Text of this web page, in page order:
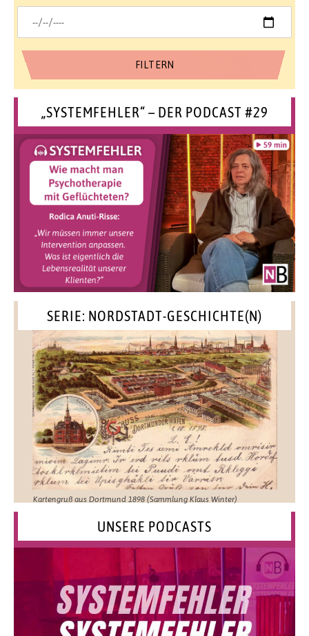
„SYSTEMFEHLER“ – DER PODCAST #29
SERIE: NORDSTADT-GESCHICHTE(N)
Kartengruß aus Dortmund 1898 (Sammlung Klaus Winter)
UNSERE PODCASTS